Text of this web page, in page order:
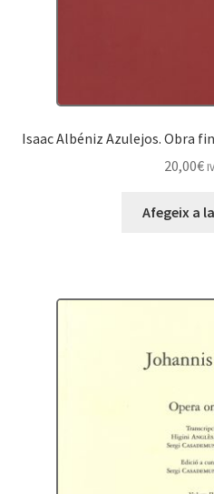
Isaac Albéniz Azulejos. Obra
20,00€
Afegeix a